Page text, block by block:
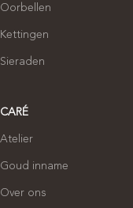
Oorbellen
Kettingen
Sieraden
CARÉ
Atelier
Goud inname
Over ons